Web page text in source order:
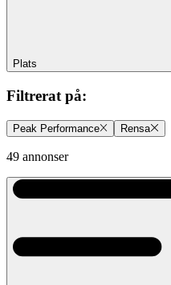
Plats
Filtrerat på:
Peak Performance Rensa
49 annonser